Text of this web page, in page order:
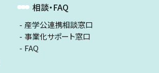
相談・FAQ
産学公連携相談窓口
事業化サポート窓口
FAQ